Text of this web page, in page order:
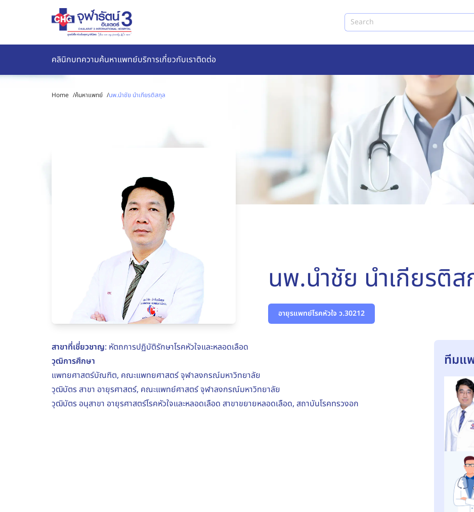
Search
คลินิกบทความค้นหาแพทย์บริการเกี่ยวกับเราติดต่อ
Home /ค้นหาแพทย์ /นพ.นำชัย นำเกียรติสกุล
นพ.นำชัย นำเกียรติ
อายุรแพทย์โรคหัวใจ ว.30212
สาขาที่เชี่ยวชาญ: หัตถการปฏิบัติรักษาโรคหัวใจและหลอดเลือด
วุฒิการศึกษา
แพทยศาสตร์บัณฑิต, คณะแพทยศาสตร์ จุฬาลงกรณ์มหาวิทยาลัย
วุฒิบัตร สาขา อายุรศาสตร์, คณะแพทย์ศาสตร์ จุฬาลงกรณ์มหาวิทยาลัย
วุฒิบัตร อนุสาขา อายุรศาสตร์โรคหัวใจและหลอดเลือด สาขาขยายหลอดเลือด, สถาบันโรคทรวงอก
ทีมแ